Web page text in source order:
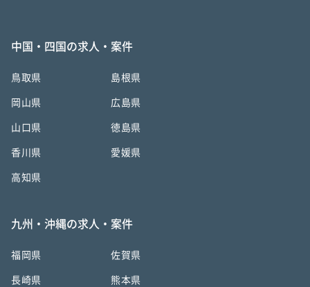
中国・四国の求人・案件
鳥取県 島根県
岡山県 広島県
山口県 徳島県
香川県 愛媛県
高知県
九州・沖縄の求人・案件
福岡県 佐賀県
長崎県 熊本県